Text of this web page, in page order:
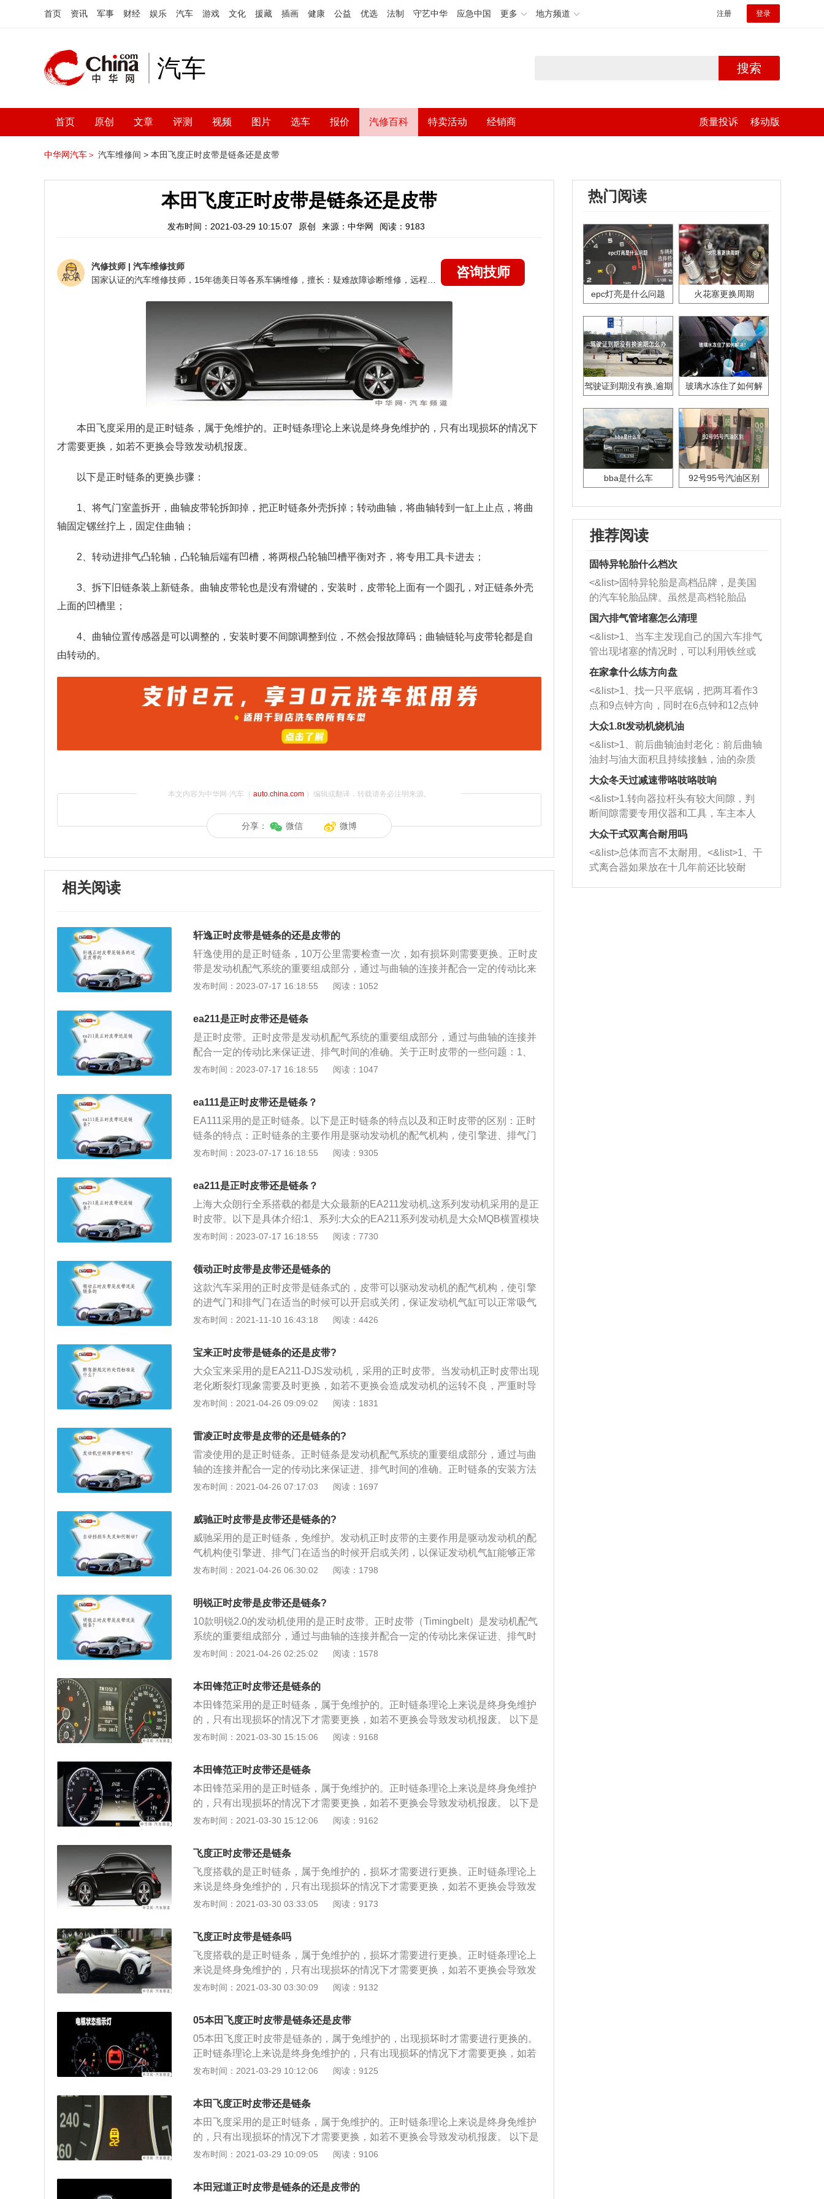
首页 资讯 军事 财经 娱乐 汽车 游戏 文化 援藏 插画 健康 公益 优选 法制 守艺中华 应急中国 更多 地方频道 注册 登录
汽车 搜索
首页 原创 文章 评测 视频 图片 选车 报价 汽修百科 特卖活动 经销商 质量投诉 移动版
中华网汽车＞ 汽车维修间 > 本田飞度正时皮带是链条还是皮带
本田飞度正时皮带是链条还是皮带
发布时间：2021-03-29 10:15:07 原创 来源：中华网 阅读：9183
汽修技师 | 汽车维修技师
咨询技师
本田飞度采用的是正时链条，属于免维护的。正时链条理论上来说是终身免维护的，只有出现损坏的情况下
才需要更换，如若不更换会导致发动机报废。
以下是正时链条的更换步骤：
1、将气门室盖拆开，曲轴皮带轮拆卸掉，把正时链条外壳拆掉；转动曲轴，将曲轴转到一缸上止点，将曲
轴固定镙丝拧上，固定住曲轴；
2、转动进排气凸轮轴，凸轮轴后端有凹槽，将两根凸轮轴凹槽平衡对齐，将专用工具卡进去；
3、拆下旧链条装上新链条。曲轴皮带轮也是没有滑键的，安装时，皮带轮上面有一个圆孔，对正链条外壳
上面的凹槽里；
4、曲轴位置传感器是可以调整的，安装时要不间隙调整到位，不然会报故障码；曲轴链轮与皮带轮都是自
由转动的。
本文内容为中华网·汽车（ auto.china.com）编辑或翻译，转载请务必注明来源。
分享： 微信 微博
相关阅读
轩逸正时皮带是链条的还是皮带的
轩逸使用的是正时链条，10万公里需要检查一次，如有损坏则需要更换。正时皮
带是发动机配气系统的重要组成部分，通过与曲轴的连接并配合一定的传动比来
保证进、排气时间的准确。轩逸是东风日产乘用车公司在1959年推出的一个轿车
能环保方面，“综合油耗”“尾气排放”遥遥领先于同批次车型。轩逸曾一举拿下白金
奖，夺得中国年度乘用车销量冠军王座并连续稳夺轿车市场排行榜第一名。
发布时间：2023-07-17 16:18:55 阅读：1052
ea211是正时皮带还是链条
是正时皮带。正时皮带是发动机配气系统的重要组成部分，通过与曲轴的连接并
配合一定的传动比来保证进、排气时间的准确。关于正时皮带的一些问题：1、
正时皮带不能看橡胶表面，断了是因为里面拉筋在使用过程中不断的抻长，超过
皮带拉长后正时就不准了，影响发动机性能。一般情况较低的是6--7万公里更
换；较高的是8--10万公里更换正时皮带。各种品牌汽车的更换时间有所不同，可
看看保养手册有具体规定，按规定时间更换就行。2、正时皮带如果有故障，一
般都有前兆，发动机会产生异响。因此，经常听听发动机声音是否正常很有好
处。特别是接近规定（或达到）更换的公里数时，更应该注意随时听听发动机是
裂而造成事故或损坏发动机。3、点火正时不对对汽车的影响很大，汽油在引擎
里头的燃烧是必须靠火星塞那边跳出火花来点燃的，要使引擎顺利发动，而且燃
烧良好，火星塞的火花要够强才行，但更重要的是火花跳出来的时间必须恰当正
点火正时。一般都是以活塞走到上死点前多少曲轴转角的角度来表示，例如上死
发布时间：2023-07-17 16:18:55 阅读：1047
ea111是正时皮带还是链条？
EA111采用的是正时链条。以下是正时链条的特点以及和正时皮带的区别：正时
链条的特点：正时链条的主要作用是驱动发动机的配气机构，使引擎进、排气门
在适当的时候开启或关闭。正时链条拥有使用时间长，传动可靠，同时还能节省
的最主要区别在于可靠性与维护周期。正时链条可靠且几乎终身免维护，正时皮
带容易发生故障，属于易损件，需要经常更换。
发布时间：2023-07-17 16:18:55 阅读：9305
ea211是正时皮带还是链条？
上海大众朗行全系搭载的都是大众最新的EA211发动机,这系列发动机采用的是正
时皮带。以下是具体介绍:1、系列:大众的EA211系列发动机是大众MQB横置模块
化平台的核心技术之一。模块化平台能让汽车厂家高效的生产方式，通过模块化
的产物。2、发动机原理:ea211是1.4t涡轮增压发动机。涡轮增压发动机是指配备
涡轮增压器的发动机，其是利用发动机排出的废气惯性冲力来推动涡轮室内的涡
轮，涡轮又带动同轴的叶轮，叶轮压送由空气滤清器管道送来的空气，使之增压
进入气缸。
发布时间：2023-07-17 16:18:55 阅读：7730
领动正时皮带是皮带还是链条的
这款汽车采用的正时皮带是链条式的，皮带可以驱动发动机的配气机构，使引擎
的进气门和排气门在适当的时候可以开启或关闭，保证发动机气缸可以正常吸气
和排气。正时皮带是发动机配气系统的主要组成部分，可以有效保证发动机进气
厂指定的里程或者时间更换汽车的正时皮带。正时皮带自身变化量小，但如果使
用正时链条的车辆不需要定期更换，因为链条的材质决定了使用的周期比较长。
发布时间：2021-11-10 16:43:18 阅读：4426
宝来正时皮带是链条的还是皮带?
大众宝来采用的是EA211-DJS发动机，采用的正时皮带。当发动机正时皮带出现
老化断裂灯现象需要及时更换，如若不更换会造成发动机的运转不良，严重时导
致发动机报废。以下是正时皮带的更换步骤：1、将气门室盖拆开，曲轴皮带轮
镙丝拧上，固定住曲轴；2、转动进排气凸轮轴，凸轮轴后端有凹槽，将两根凸
轮轴凹槽平衡对齐，将专用工具卡进去；3、拆下旧链条装上新链条。曲轴皮带
轮也是没有滑键的，安装时，皮带轮上面有一个圆孔，对正链条外壳上面的凹槽
里；4、曲轴位置传感器是可以调整的，安装时要不间隙调整到位，不然会报故
障码；曲轴链轮与皮带轮都是自由转动的。
发布时间：2021-04-26 09:09:02 阅读：1831
雷凌正时皮带是皮带的还是链条的?
雷凌使用的是正时链条。正时链条是发动机配气系统的重要组成部分，通过与曲
轴的连接并配合一定的传动比来保证进、排气时间的准确。正时链条的安装方法
如下：1、将凸轮轴正时齿轮的记号与气门室盖上的记号对准；2、将曲轴正时齿
惰轮、凸轮轴正时齿轮和滑轮；4、拧松滑轮安装螺栓1\/4—1\/2圈，将自动张紧
器推杆压缩到最低位置用钢真插如孔内，用卡环钳调整滑轮，逆时针旋转使滑轮
两调整孔与地面平行，锁紧固定螺栓，拔出钢针；5、顺时针旋转曲轴2圈，检查
正时记号是否正确对准；6、转回发动机右指甲正时链条外下罩，正时皮带外上
罩；7、装回发电机，空调压缩机皮带；8、着车检查发动机有无异常。
发布时间：2021-04-26 07:17:03 阅读：1697
威驰正时皮带是皮带还是链条的?
威驰采用的是正时链条，免维护。发动机正时皮带的主要作用是驱动发动机的配
气机构使引擎进、排气门在适当的时候开启或关闭，以保证发动机气缸能够正常
地吸气和排气。以下是正时皮带的更换步骤：1、将气门室盖拆开，曲轴皮带轮
镙丝拧上，固定住曲轴；2、转动进排气凸轮轴，凸轮轴后端有凹槽，将两根凸
轮轴凹槽平衡对齐，将专用工具卡进去；3、拆下旧链条装上新链条。曲轴皮带
轮也是没有滑键的，安装时，皮带轮上面有一个圆孔，对正链条外壳上面的凹槽
里；4、曲轴位置传感器是可以调整的，安装时要不间隙调整到位，不然会报故
障码；曲轴链轮与皮带轮都是自由转动的。
发布时间：2021-04-26 06:30:02 阅读：1798
明锐正时皮带是皮带还是链条?
10款明锐2.0的发动机使用的是正时皮带。正时皮带（Timingbelt）是发动机配气
系统的重要组成部分，通过与曲轴的连接并配合一定的传动比来保证进、排气时
间的准确。正时皮带的安装方法如下：1、将凸轮轴正时齿轮的记号与气门室盖
如曲轴正时齿轮、水泵皮带轮、惰轮、凸轮轴正时齿轮和滑轮皮带轮；4、拧松
滑轮安装螺栓1\/4—1\/2圈，将自动张紧器推杆压缩到最低位置用钢真插如孔内，
用卡环钳调整滑轮，逆时针旋转使滑轮两调整孔与地面平行，锁紧固定螺栓，拔
出钢针；5、顺时针旋转曲轴2圈，检查正时记号是否正确对准；6、转回发动机
右指甲正时皮带外下罩，正时皮带外上罩；7、装回发电机，空调压缩机皮带；
发布时间：2021-04-26 02:25:02 阅读：1578
本田锋范正时皮带还是链条的
本田锋范采用的是正时链条，属于免维护的。正时链条理论上来说是终身免维护
的，只有出现损坏的情况下才需要更换，如若不更换会导致发动机报废。 以下是
正时链条的更换步骤： 1、将气门室盖拆开，曲轴皮带轮拆卸掉，把正时链条外
轴； 2、转动进排气凸轮轴，凸轮轴后端有凹槽，将两根凸轮轴凹槽平衡对齐，
将专用工具卡进去； 3、拆下旧链条装上新链条。曲轴皮带轮也是没有滑键的，
安装时，皮带轮上面有一个圆孔，对正链条外壳上面的凹槽里； 4、曲轴位置传
感器是可以调整的，安装时要不间隙调整到位，不然会报故障码；曲轴链轮与皮
带轮都是自由转动的。
发布时间：2021-03-30 15:15:06 阅读：9168
本田锋范正时皮带还是链条
本田锋范采用的是正时链条，属于免维护的。正时链条理论上来说是终身免维护
的，只有出现损坏的情况下才需要更换，如若不更换会导致发动机报废。 以下是
正时链条的更换步骤： 1、将气门室盖拆开，曲轴皮带轮拆卸掉，把正时链条外
轴； 2、转动进排气凸轮轴，凸轮轴后端有凹槽，将两根凸轮轴凹槽平衡对齐，
将专用工具卡进去； 3、拆下旧链条装上新链条。曲轴皮带轮也是没有滑键的，
安装时，皮带轮上面有一个圆孔，对正链条外壳上面的凹槽里； 4、曲轴位置传
感器是可以调整的，安装时要不间隙调整到位，不然会报故障码；曲轴链轮与皮
带轮都是自由转动的。
发布时间：2021-03-30 15:12:06 阅读：9162
飞度正时皮带还是链条
飞度搭载的是正时链条，属于免维护的，损坏才需要进行更换。正时链条理论上
来说是终身免维护的，只有出现损坏的情况下才需要更换，如若不更换会导致发
动机报废。 以下是正时链条的更换步骤： 1、将气门室盖拆开，曲轴皮带轮拆卸
拧上，固定住曲轴； 2、转动进排气凸轮轴，凸轮轴后端有凹槽，将两根凸轮轴
凹槽平衡对齐，将专用工具卡进去； 3、拆下旧链条装上新链条。曲轴皮带轮也
是没有滑键的，安装时，皮带轮上面有一个圆孔，对正链条外壳上面的凹槽里；
4、曲轴位置传感器是可以调整的，安装时要不间隙调整到位，不然会报故障
码；曲轴链轮与皮带轮都是自由转动的。
发布时间：2021-03-30 03:33:05 阅读：9173
飞度正时皮带是链条吗
飞度搭载的是正时链条，属于免维护的，损坏才需要进行更换。正时链条理论上
来说是终身免维护的，只有出现损坏的情况下才需要更换，如若不更换会导致发
动机报废。 以下是正时链条的更换步骤： 1、将气门室盖拆开，曲轴皮带轮拆卸
拧上，固定住曲轴； 2、转动进排气凸轮轴，凸轮轴后端有凹槽，将两根凸轮轴
凹槽平衡对齐，将专用工具卡进去； 3、拆下旧链条装上新链条。曲轴皮带轮也
是没有滑键的，安装时，皮带轮上面有一个圆孔，对正链条外壳上面的凹槽里；
4、曲轴位置传感器是可以调整的，安装时要不间隙调整到位，不然会报故障
码；曲轴链轮与皮带轮都是自由转动的。
发布时间：2021-03-30 03:30:09 阅读：9132
05本田飞度正时皮带是链条还是皮带
05本田飞度正时皮带是链条的，属于免维护的，出现损坏时才需要进行更换的。
正时链条理论上来说是终身免维护的，只有出现损坏的情况下才需要更换，如若
不更换会导致发动机报废。 以下是正时链条的更换步骤： 1、将气门室盖拆开，
将曲轴固定镙丝拧上，固定住曲轴； 2、转动进排气凸轮轴，凸轮轴后端有凹
槽，将两根凸轮轴凹槽平衡对齐，将专用工具卡进去； 3、拆下旧链条装上新链
条。曲轴皮带轮也是没有滑键的，安装时，皮带轮上面有一个圆孔，对正链条外
壳上面的凹槽里； 4、曲轴位置传感器是可以调整的，安装时要不间隙调整到
位，不然会报故障码；曲轴链轮与皮带轮都是自由转动的。
发布时间：2021-03-29 10:12:06 阅读：9125
本田飞度正时皮带还是链条
本田飞度采用的是正时链条，属于免维护的。正时链条理论上来说是终身免维护
的，只有出现损坏的情况下才需要更换，如若不更换会导致发动机报废。 以下是
正时链条的更换步骤： 1、将气门室盖拆开，曲轴皮带轮拆卸掉，把正时链条外
轴； 2、转动进排气凸轮轴，凸轮轴后端有凹槽，将两根凸轮轴凹槽平衡对齐，
将专用工具卡进去； 3、拆下旧链条装上新链条。曲轴皮带轮也是没有滑键的，
发布时间：2021-03-29 10:09:05 阅读：9106
本田冠道正时皮带是链条的还是皮带的
热门阅读
epc灯亮是什么问题 火花塞更换周期
驾驶证到期没有换,逾期
玻璃水冻住了如何解
bba是什么车 92号95号汽油区别
推荐阅读
固特异轮胎什么档次
<&list>固特异轮胎是高档品牌，是美国
的汽车轮胎品牌。虽然是高档轮胎品
牌，但是中高低端的轮胎都有生产，这
也是为了更好的开拓市场。
国六排气管堵塞怎么清理
<&list>1、当车主发现自己的国六车排气
管出现堵塞的情况时，可以利用铁丝或
者是细棍，直接将杂物给取出来，如果
堵塞情况比较严重，也可以采取应急措
施。 <&list>2、直接利用木棍将所有的
杂物推到排气管里面的位置处，然后将
三元催化器拆解开，就可以将堵塞的东
西取出来。但如果是因为积碳过多引起
的堵塞，就需要将三元催化器泡在草酸
洗剂对堵塞的情况得到解决，将清洗剂
放在燃油箱中，与燃油混合后，车辆启
动时，就可以和汽油一起进入到燃烧
室，最后形成废气排出，就可以让三元
催化器得到清洗，排气管堵塞的情况就
能够得到解决。
在家拿什么练方向盘
<&list>1、找一只平底锅，把两耳看作3
点和9点钟方向，同时在6点钟和12点钟
方向做一个标记。 <&list>2、双手握住
一圈半的练习，往右同样也要打相同的
圈数。 <&list>3、最后强调要反复练
习，这样就可以形成肌肉记忆，在真实
驾驶车辆时，不需要记忆也能打好方
向。
大众1.8t发动机烧机油
<&list>1、前后曲轴油封老化：前后曲轴
油封与油大面积且持续接触，油的杂质
和发动机内持续温度变化使其密封效果
逐渐减弱，导致渗油或漏油。<&list>2、
活塞间隙过大：积碳会使活塞环与缸体
的间隙扩大，导致机油流入燃烧室中，
造成烧机油。<&list>3、机油粘度。使用
机油粘度过小的话，同样会有烧机油现
象，机油粘度过小具有很好的流动性，
大众冬天过减速带咯吱咯吱响
<&list>1.转向器拉杆头有较大间隙，判
断间隙需要专用仪器和工具，车主本人
无法制作，需要将车辆送到修理厂或4s
店；<&list>2.车辆半轴套管防尘罩破
裂，破裂后会出现漏油现象，使半轴磨
损严重，磨损的半轴容易损坏，产生异
响；<&list>3.稳定器的转向胶套和球头
大众干式双离合耐用吗
<&list>总体而言不太耐用。<&list>1、干
式离合器如果放在十几年前还比较耐